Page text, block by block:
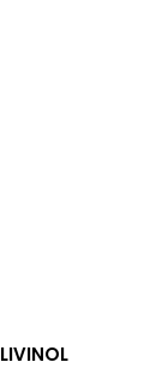
LIVINOL